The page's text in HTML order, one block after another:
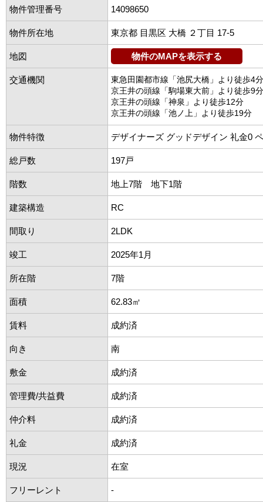
物件管理番号 14098650
物件所在地 東京都 目黒区 大橋 ２丁目 17-5
地図 物件のMAPを表示する
交通機関
東急田園都市線「池尻大橋」より徒歩4分
京王井の頭線「駒場東大前」より徒歩9分
京王井の頭線「神泉」より徒歩12分
京王井の頭線「池ノ上」より徒歩19分
物件特徴 デザイナーズ グッドデザイン 礼金0
総戸数 197戸
階数 地上7階 地下1階
建築構造 RC
間取り 2LDK
竣工 2025年1月
所在階 7階
面積 62.83㎡
賃料 成約済
向き 南
敷金 成約済
管理費/共益費 成約済
仲介料 成約済
礼金 成約済
現況 在室
フリーレント -